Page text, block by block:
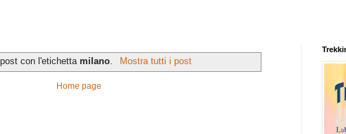
con l'etichettamilano Mostra tutti i post
Home page